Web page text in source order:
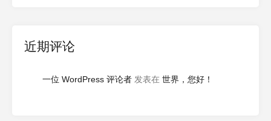
近期评论
一位 WordPress 评论者 发表在 世界，您好！